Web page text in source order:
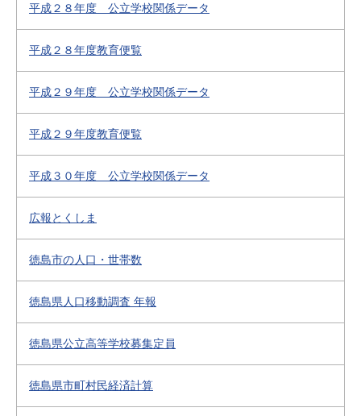
平成２８年度 公立学校関係データ
平成２８年度教育便覧
平成２９年度 公立学校関係データ
平成２９年度教育便覧
平成３０年度 公立学校関係データ
広報とくしま
徳島市の人口・世帯数
徳島県人口移動調査 年報
徳島県公立高等学校募集定員
徳島県市町村民経済計算